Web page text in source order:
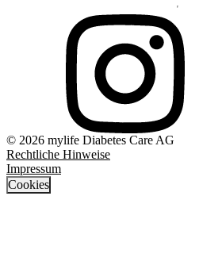
© 2026 mylife Diabetes Care AG
Rechtliche Hinweise
Impressum
Cookies